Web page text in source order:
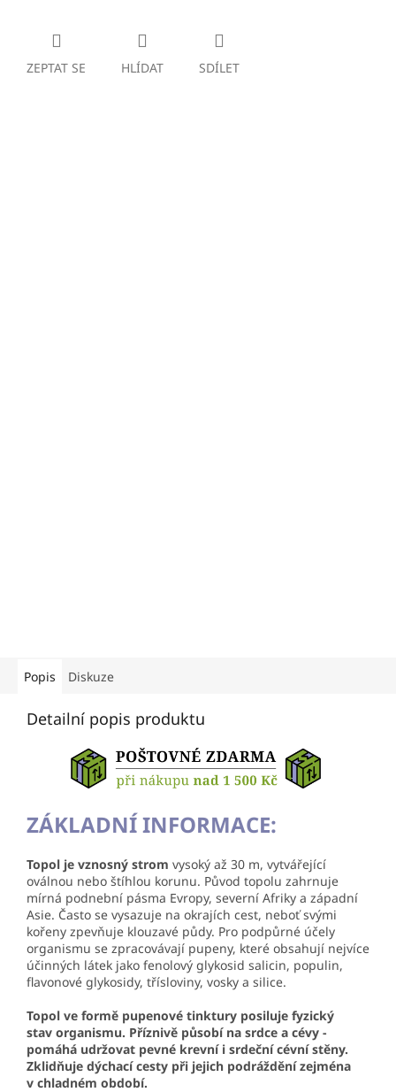
ZEPTAT SE HLÍDAT SDÍLET
Popis Diskuze
Detailní popis produktu
ZÁKLADNÍ INFORMACE:
Topol je vznosný strom vysoký až 30 m, vytvářející
oválnou nebo štíhlou korunu. Původ topolu zahrnuje
mírná podnební pásma Evropy, severní Afriky a západní
Asie. Často se vysazuje na okrajích cest, neboť svými
kořeny zpevňuje klouzavé půdy. Pro podpůrné účely
organismu se zpracovávají pupeny, které obsahují nejvíce
účinných látek jako fenolový glykosid salicin, populin,
flavonové glykosidy, třísloviny, vosky a silice.
Topol ve formě pupenové tinktury posiluje fyzický
stav organismu. Příznivě působí na srdce a cévy -
pomáhá udržovat pevné krevní i srdeční cévní stěny.
Zklidňuje dýchací cesty při jejich podráždění zejména
v chladném období.